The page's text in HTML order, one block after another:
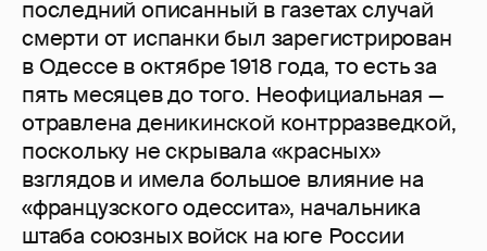
последний описанный в газетах случай
смерти от испанки был зарегистрирован
в Одессе в октябре 1918 года, то есть за
пять месяцев до того. Неофициальная —
отравлена деникинской контрразведкой,
поскольку не скрывала «красных»
взглядов и имела большое влияние на
«французского одессита», начальника
штаба союзных войск на юге России